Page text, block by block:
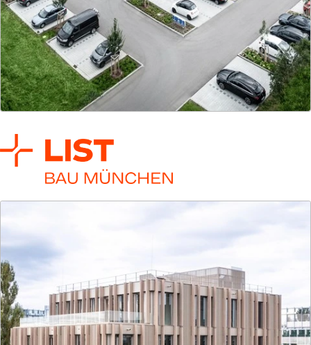
LIST Bau Stuttgart
Mit dem Auge für das Detail: Wir realisieren
komplexe Projekte – schnell und aus einer Hand.
Mehr zur Gesellschaft